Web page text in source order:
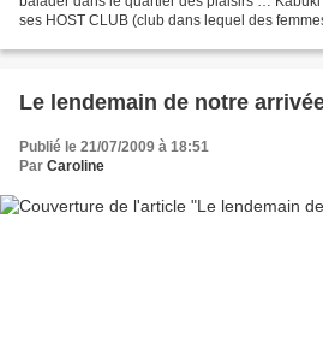
ses HOST CLUB (club dans lequel des
Le lendemain de notre
Publié le 21/07/2009 à 18:51
Par Caroline